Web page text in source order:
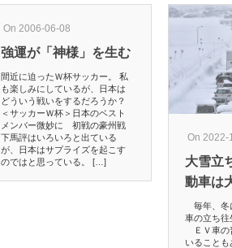
On 2006-06-08
強運が「神様」を生む
間近に迫ったＷ杯サッカー。 私
も楽しみにしているが、日本は
どういう戦いをするだろうか？
＜サッカーＷ杯＞日本のベスト
メンバー微妙に 初戦の豪州戦
下馬評はいろいろと出ている
が、日本はサプライズを起こす
のではと思っている。 […]
On 2022-
大雪立
動車は
毎年、冬
車の立ち往
ＥＶ車の
いること